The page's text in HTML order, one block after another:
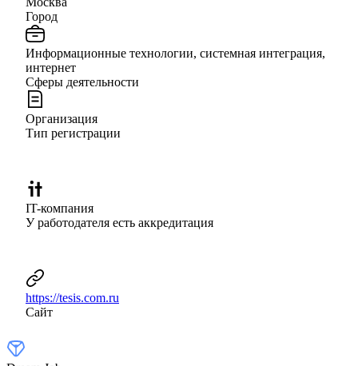
Город
Информационные технологии, системная интеграция,
интернет
Сферы деятельности
Организация
Тип регистрации
IT-компания
У работодателя есть аккредитация
https://tesis.com.ru
Сайт